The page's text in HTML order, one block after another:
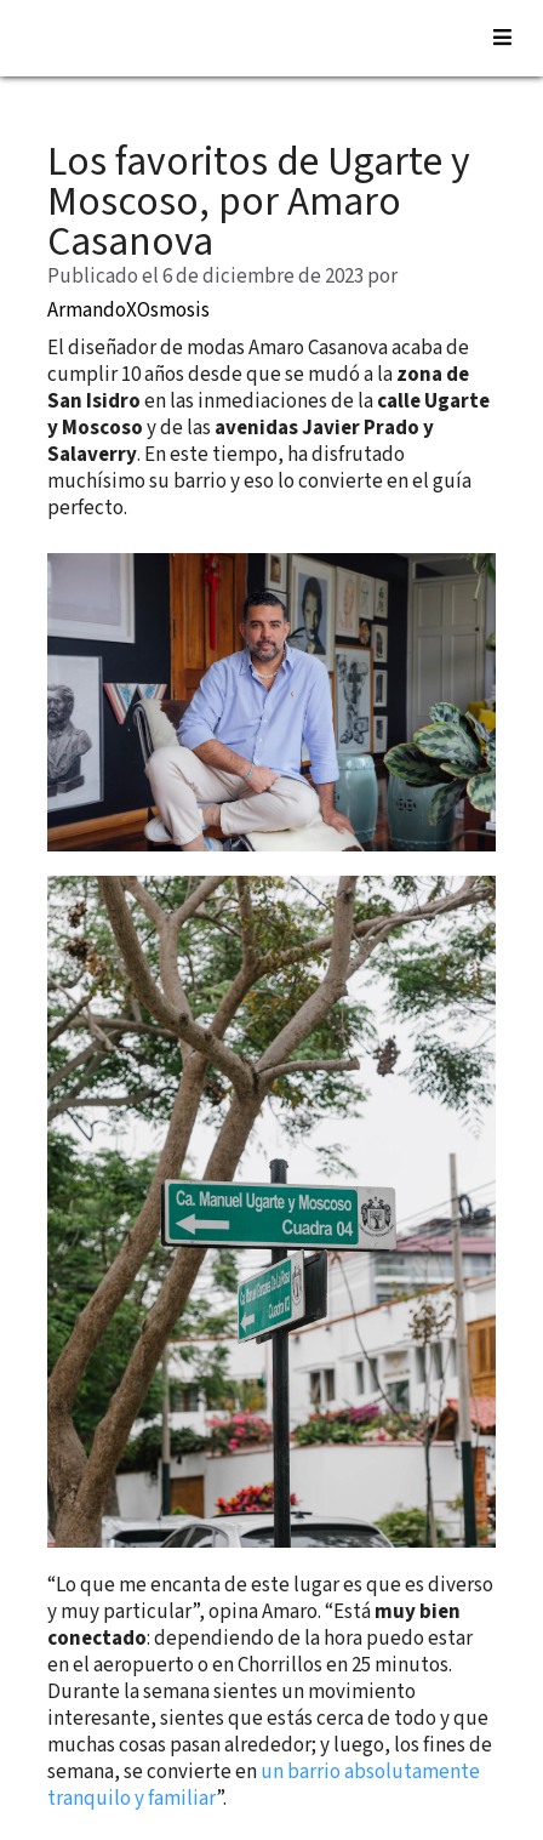
Saltar
contenidoLos favoritos de Ugarte y
Moscoso, por Amaro
Casanova
Publicado el 6 de diciembre de 2023 por
ArmandoXOsmosis
El diseñador de modas Amaro Casanova acaba de
cumplir 10 años desde que se mudó a lazona de
San Isidroen las inmediaciones de lacalle Ugarte
y Moscosoy de las avenidas Javier Prado y
Salaverry. En este tiempo, ha disfrutado
muchísimo su barrio y eso lo convierte en el guía
perfecto.
“Lo que me encanta de este lugar es que es diverso
y muy particular”, opina Amaro. “Estámuy bien
conectado: dependiendo de la hora puedo estar
en el aeropuerto o en Chorrillos en 25 minutos.
Durante la semana sientes un movimiento
interesante, sientes que estás cerca de todo y que
muchas cosas pasan alrededor; y luego, los fines de
semana, se convierte enun barrio absolutamente
tranquilo y familiar”.